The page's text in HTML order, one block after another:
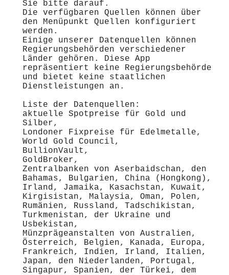
Sie bitte darauf.
Die verfügbaren Quellen können über
den Menüpunkt Quellen konfiguriert
werden.
Einige unserer Datenquellen können
Regierungsbehörden verschiedener
Länder gehören. Diese App
repräsentiert keine Regierungsbehörde
und bietet keine staatlichen
Dienstleistungen an.
Liste der Datenquellen:
aktuelle Spotpreise für Gold und
Silber,
Londoner Fixpreise für Edelmetalle,
World Gold Council,
BullionVault,
GoldBroker,
Zentralbanken von Aserbaidschan, den
Bahamas, Bulgarien, China (Hongkong),
Irland, Jamaika, Kasachstan, Kuwait,
Kirgisistan, Malaysia, Oman, Polen,
Rumänien, Russland, Tadschikistan,
Turkmenistan, der Ukraine und
Usbekistan,
Münzprägeanstalten von Australien,
Österreich, Belgien, Kanada, Europa,
Frankreich, Indien, Irland, Italien,
Japan, den Niederlanden, Portugal,
Singapur, Spanien, der Türkei, dem